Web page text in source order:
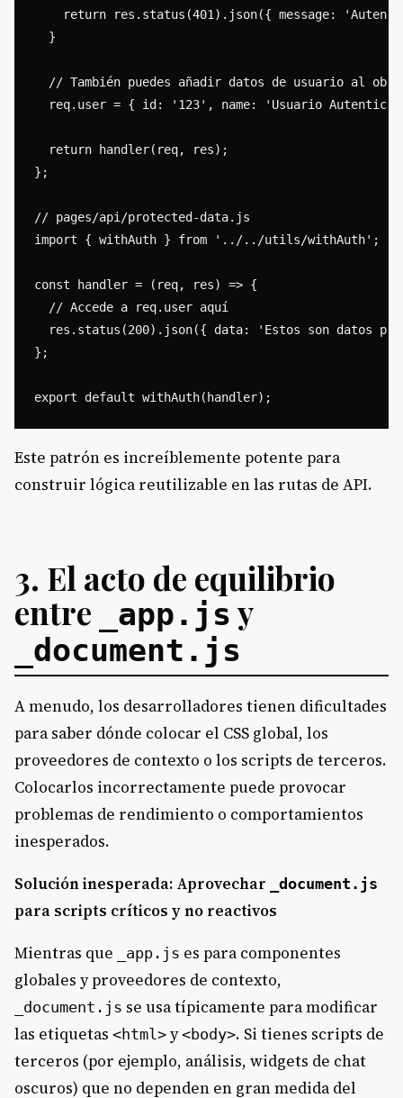
return res.status(401).json({ message:
  }
// También puedes añadir datos de usuario al
req.user = { id: '123', name: 'Usuario
  return handler(req, res);
};
// pages/api/protected-data.js
import { withAuth } from '../../utils/withAuth';
const handler = (req, res) => {
  // Accede a req.user aquí
res.status(200).json({ data: 'Estos son datos
};
Este patrón es increíblemente potente para
construir lógica reutilizable en las rutas de API.
3. El acto de equilibrio
entre
_app.jsy
_document.js
A menudo, los desarrolladores tienen dificultades
para saber dónde colocar el CSS global, los
proveedores de contexto o los scripts de terceros.
Colocarlos incorrectamente puede provocar
problemas de rendimiento o comportamientos
inesperados.
Solución inesperada: Aprovechar
_document.js
para scripts críticos y no reactivos
Mientras que
_app.js es para componentes
globales y proveedores de contexto,
_document.js se usa típicamente para modificar
las etiquetas <html> y<body>. Si tienes scripts de
terceros (por ejemplo, análisis, widgets de chat
oscuros) que no dependen en gran medida del